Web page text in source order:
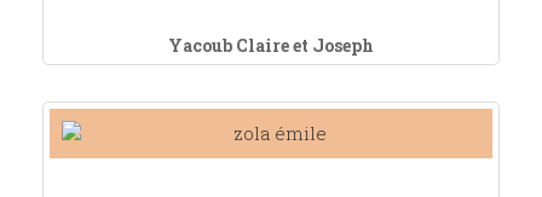
Yacoub Claire et Joseph